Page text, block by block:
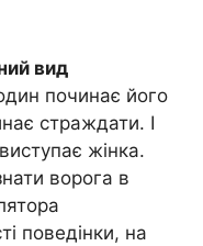
вид
починає його
страждати. І
жінка.
ворога в
поведінки, на